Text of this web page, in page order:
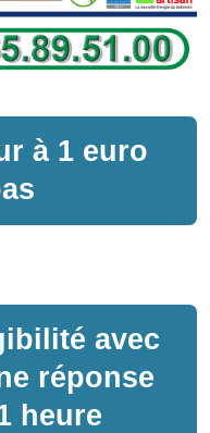
à 1 euro
avec
réponse
heure